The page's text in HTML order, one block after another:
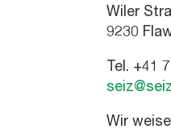
Wiler
9230
Tel. +41
Wir